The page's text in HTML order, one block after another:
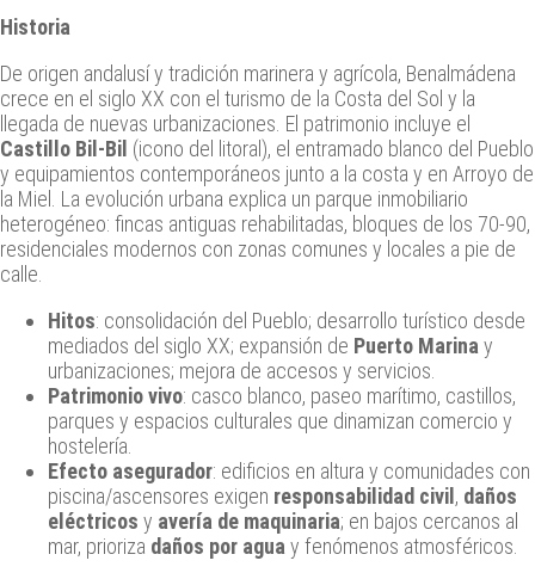
Historia
De origen andalusí y tradición marinera y agrícola, Benalmádena
crece en el siglo XX con el turismo de la Costa del Sol y la
llegada de nuevas urbanizaciones. El patrimonio incluye el
Castillo Bil‑Bil (icono del litoral), el entramado blanco del Pueblo
y equipamientos contemporáneos junto a la costa y en Arroyo de
la Miel. La evolución urbana explica un parque inmobiliario
heterogéneo: fincas antiguas rehabilitadas, bloques de los 70‑90,
residenciales modernos con zonas comunes y locales a pie de
calle.
Hitos: consolidación del Pueblo; desarrollo turístico desde
mediados del siglo XX; expansión de Puerto Marina y
urbanizaciones; mejora de accesos y servicios.
Patrimonio vivo: casco blanco, paseo marítimo, castillos,
parques y espacios culturales que dinamizan comercio y
hostelería.
Efecto asegurador: edificios en altura y comunidades con
piscina/ascensores exigen responsabilidad civil , daños
eléctricos y avería de maquinaria; en bajos cercanos al
mar, prioriza daños por agua y fenómenos atmosféricos.